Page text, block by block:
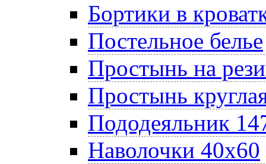
Бортики в
Постельное белье
Простынь на
Простынь
Пододеяльник
Наволочки 40х60